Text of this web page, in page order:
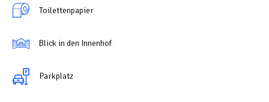
Toilettenpapier
Blick in den Innenhof
Parkplatz